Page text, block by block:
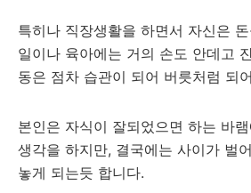
특히나 직장생활을 하면서 자신은
일이나 육아에는 거의 손도 안데고
동은 점차 습관이 되어 버릇처럼 되
본인은 자식이 잘되었으면 하는 바
생각을 하지만, 결국에는 사이가 벌
놓게 되는듯 합니다.